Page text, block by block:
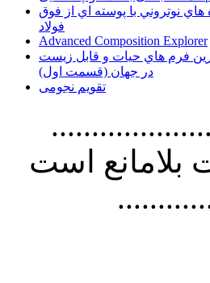
هاي نوتروني با پوسته اي از فوق
فولاد
Advanced Composition Explorer
فرم هاي حيات و قابل زيست
در جهان (قسمت اول)
تقویم نجومی
استفاده از
است